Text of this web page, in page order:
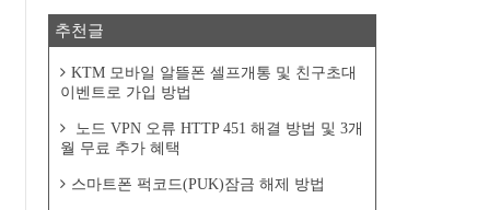
추천글
KTM 모바일 알뜰폰 셀프개통 및 친구초대
이벤트로 가입 방법
노드 VPN 오류 HTTP 451 해결 방법 및 3개
월 무료 추가 혜택
스마트폰 퍽코드(PUK)잠금 해제 방법